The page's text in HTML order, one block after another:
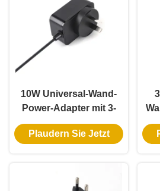
10W Universal-Wand-
Power-Adapter mit 3-
Jahres-Garantie und
mehreren
Plaudern Sie Jetzt